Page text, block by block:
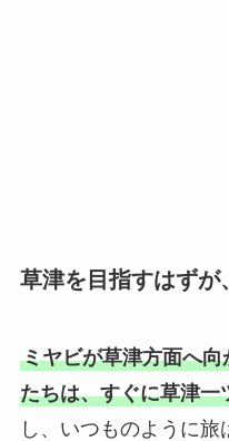
草津を目指すはずが
ミヤビが草津方面へ
たちは、すぐに草津一
し、いつものように旅